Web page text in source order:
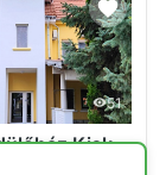
51
RIO51 Üdülőház Kiskunlacháza